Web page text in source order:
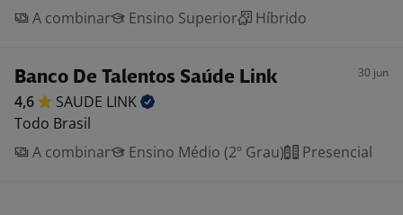
A combinar
Ensino Superior Híbrido
Banco De Talentos Saúde Link 30 jun
4,6 SAUDE LINK
Todo Brasil
A combinar
Ensino Médio (2º Grau) Presencial